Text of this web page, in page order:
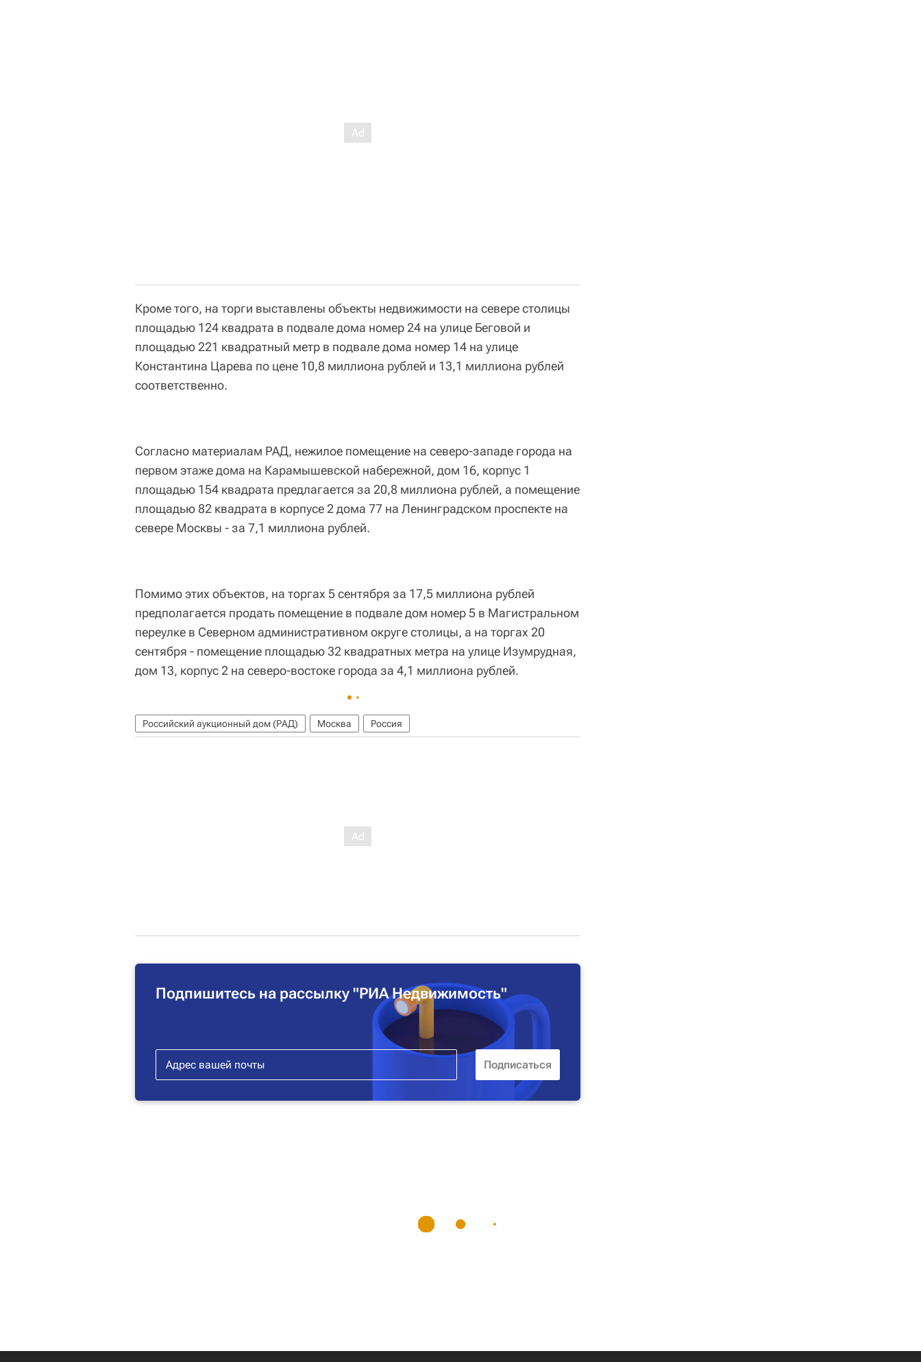
Кроме того, на торги выставлены объекты недвижимости на севере столицы
площадью 124 квадрата в подвале дома номер 24 на улице Беговой и
площадью 221 квадратный метр в подвале дома номер 14 на улице
Константина Царева по цене 10,8 миллиона рублей и 13,1 миллиона рублей
соответственно.
Согласно материалам РАД, нежилое помещение на северо-западе города на
первом этаже дома на Карамышевской набережной, дом 16, корпус 1
площадью 154 квадрата предлагается за 20,8 миллиона рублей, а помещение
площадью 82 квадрата в корпусе 2 дома 77 на Ленинградском проспекте на
севере Москвы - за 7,1 миллиона рублей.
Помимо этих объектов, на торгах 5 сентября за 17,5 миллиона рублей
предполагается продать помещение в подвале дом номер 5 в Магистральном
переулке в Северном административном округе столицы, а на торгах 20
сентября - помещение площадью 32 квадратных метра на улице Изумрудная,
дом 13, корпус 2 на северо-востоке города за 4,1 миллиона рублей.
Российский аукционный дом (РАД) Москва Россия
Подпишитесь на рассылку "РИА Недвижимость"